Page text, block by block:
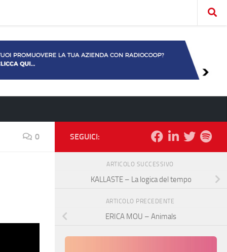
0 SEGUICI:
ARTICOLO SUCCESSIVO
KALLASTE – La logica del tempo
ARTICOLO PRECEDENTE
ERICA MOU – Animals